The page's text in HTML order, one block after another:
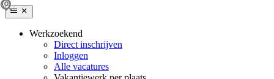
Werkzoekend
Direct inschrijven
Inloggen
Alle vacatures